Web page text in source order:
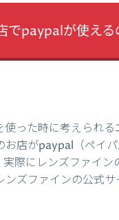
でpaypalが使え
った時に考えられ
店がpaypal（ペイ
際にレンズファイ
ズファインの公式サ